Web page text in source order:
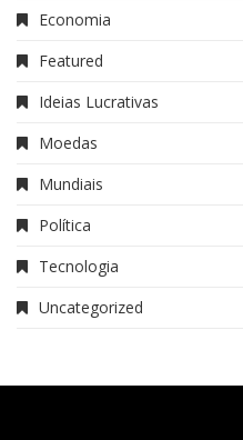
Economia
Featured
Ideias Lucrativas
Moedas
Mundiais
Política
Tecnologia
Uncategorized